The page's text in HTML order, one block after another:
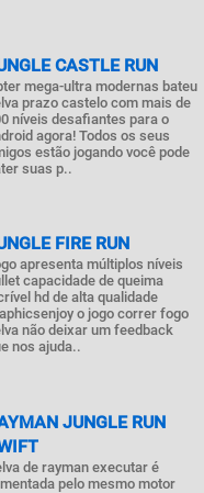
CASTLE RUN
mega-ultra modernas bateu
prazo castelo com mais de
níveis desafiantes para o
agora! Todos os seus
estão jogando você pode
suas p..
FIRE RUN
apresenta múltiplos níveis
capacidade de queima
hd de alta qualidade
o jogo correr fogo
não deixar um feedback
nos ajuda..
JUNGLE RUN
de rayman executar é
pelo mesmo motor